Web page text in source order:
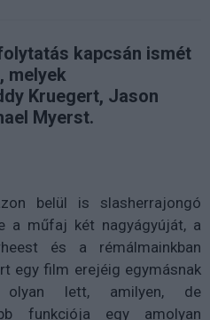
kapcsán ismét
melyek
Kruegert, Jason
Myerst.
belül is slasherrajongó
a műfaj két nagyágyúját, a
és a rémálmainkban
egy film erejéig egymásnak
lett, amilyen, de
funkciója egy amolyan